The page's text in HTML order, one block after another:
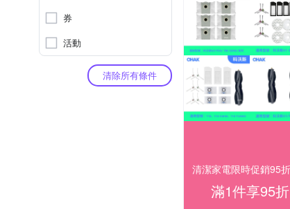
券
活動
清除所有條件
滿1件享95折